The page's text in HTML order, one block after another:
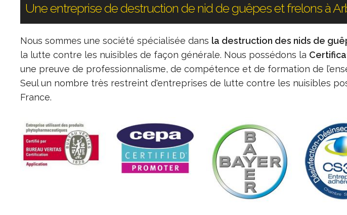
Une entreprise de destruction de nid de guêpes et frelons à
Nous sommes une société spécialisée dans la destruction des nids de
la lutte contre les nuisibles de façon générale. Nous possédons la
une preuve de professionnalisme, de compétence et de formation de
Seul un nombre très restreint d'entreprises de lutte contre les nuisibles
France.